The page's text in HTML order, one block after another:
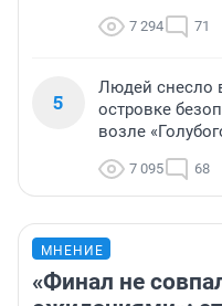
7 294 71
5
Людей снесло
островке
возле
7 095 68
МНЕНИЕ
«Финал не